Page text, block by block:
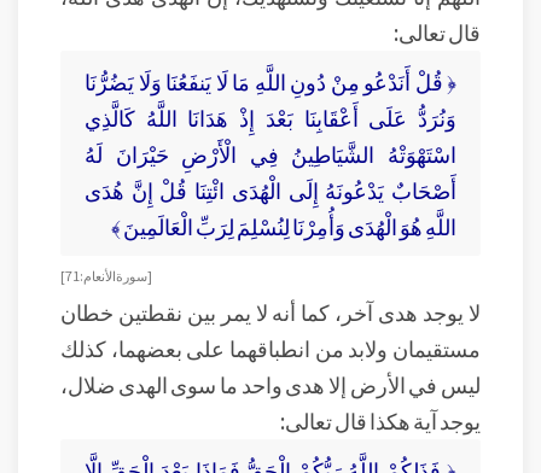
قال تعالى:
﴿ قُلْ أَنَدْعُو مِنْ دُونِ اللَّهِ مَا لَا يَنفَعُنَا وَلَا يَضُرُّنَا
وَنُرَدُّ عَلَى أَعْقَابِنَا بَعْدَ إِذْ هَدَانَا اللَّهُ كَالَّذِي
اسْتَهْوَتْهُ الشَّيَاطِينُ فِي الْأَرْضِ حَيْرَانَ لَهُ
أَصْحَابٌ يَدْعُونَهُ إِلَى الْهُدَى ائْتِنَا قُلْ إِنَّ هُدَى
اللَّهِ هُوَ الْهُدَى وَأُمِرْنَا لِنُسْلِمَ لِرَبِّ الْعَالَمِينَ ﴾
[ سورة الأنعام: 71]
لا يوجد هدى آخر، كما أنه لا يمر بين نقطتين خطان
مستقيمان ولابد من انطباقهما على بعضهما، كذلك
ليس في الأرض إلا هدى واحد ما سوى الهدى ضلال،
يوجد آية هكذا قال تعالى: